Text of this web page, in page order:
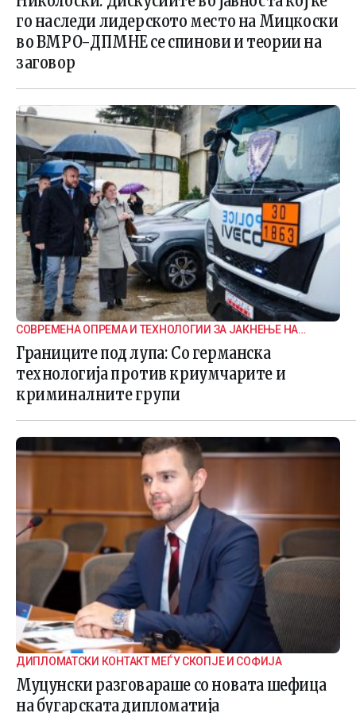
го наследи лидерското место на Мицкоски
во ВМРО-ДПМНЕ се спинови и теории на
заговор
СОВРЕМЕНА ОПРЕМА И ТЕХНОЛОГИИ ЗА ЈАКНЕЊЕ НА
ГРАНИЧНАТА БЕЗБЕДНОСТ
Границите под лупа: Со германска
технологија против криумчарите и
криминалните групи
ДИПЛОМАТСКИ КОНТАКТ МЕЃУ СКОПЈЕ И СОФИЈА
Муцунски разговараше со новата шефица
на бугарската дипломатија